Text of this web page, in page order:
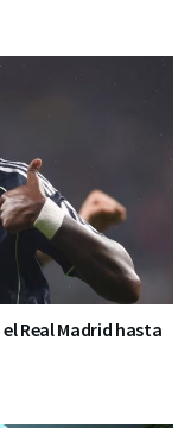
Real Madrid hasta